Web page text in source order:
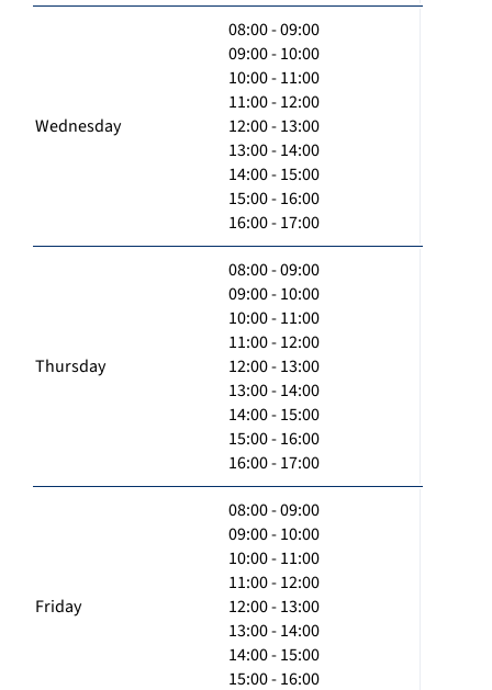
Wednesday
08:00 - 09:00
09:00 - 10:00
10:00 - 11:00
11:00 - 12:00
12:00 - 13:00
13:00 - 14:00
14:00 - 15:00
15:00 - 16:00
16:00 - 17:00
Thursday
08:00 - 09:00
09:00 - 10:00
10:00 - 11:00
11:00 - 12:00
12:00 - 13:00
13:00 - 14:00
14:00 - 15:00
15:00 - 16:00
16:00 - 17:00
Friday
08:00 - 09:00
09:00 - 10:00
10:00 - 11:00
11:00 - 12:00
12:00 - 13:00
13:00 - 14:00
14:00 - 15:00
15:00 - 16:00